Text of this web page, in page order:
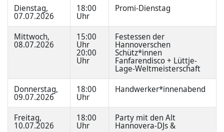
Dienstag,
07.07.2026
18:00
Uhr
Promi-Dienstag
Mittwoch,
08.07.2026
15:00
Uhr
20:00
Uhr
Festessen der
Hannoverschen
Schütz*innen
Fanfarendisco + Lüttje-
Lage-Weltmeisterschaft
Donnerstag,
09.07.2026
18:00
Uhr
Handwerker*innenabend
Freitag,
10.07.2026
18:00
Uhr
Party mit den Alt
Hannovera-DJs &